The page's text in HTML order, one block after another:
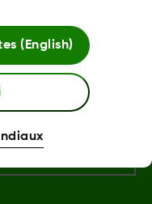
(English)